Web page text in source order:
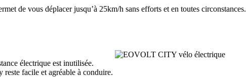
de vous déplacer jusqu’à 25km/h sans efforts et en toutes circonstances.
électrique est inutilisée.
facile et agréable à conduire.